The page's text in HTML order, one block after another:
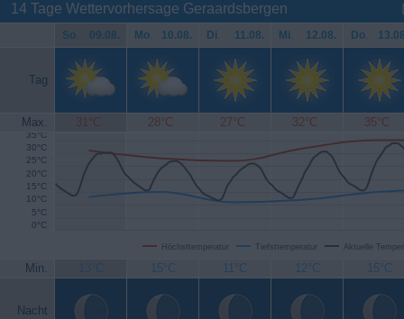
14 Tage Wettervorhersage Geraardsbergen
So. 09.08. Mo. 10.08. Di. 11.08. Mi. 12.08. Do.
Tag
Max. 31°C 28°C 27°C 32°C 35°C
Höchsttemperatur Tiefsttemperatur Aktuelle
0°C
5°C
10°C
15°C
20°C
25°C
30°C
35°C
Min. 13°C 15°C 11°C 12°C 15°C
Nacht